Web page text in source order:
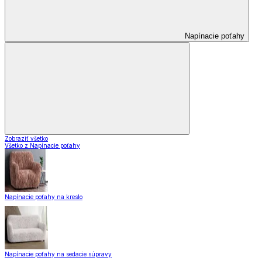
Napínacie poťahy
Zobraziť všetko
Všetko z Napínacie poťahy
Napínacie poťahy na kreslo
Napínacie poťahy na sedacie súpravy